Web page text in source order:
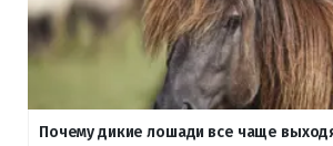
Почему дикие лошади все чаще